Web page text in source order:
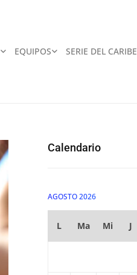
EQUIPOS SERIE DEL CARIBE
Calendario
AGOSTO 2026
L Ma Mi J